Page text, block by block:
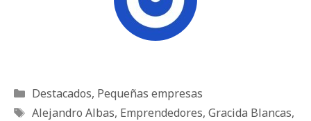
Categorías
Destacados, Pequeñas empresas
Etiquetas
Alejandro Albas, Emprendedores, Gracida Blancas,